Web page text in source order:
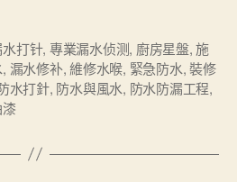
打针, 專業漏水侦测, 廚房星盤,施
, 漏水修补,維修水喉, 緊急防水,裝修
水打針, 防水與風水, 防水防漏工程,